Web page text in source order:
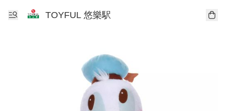
TOYFUL 悠樂駅